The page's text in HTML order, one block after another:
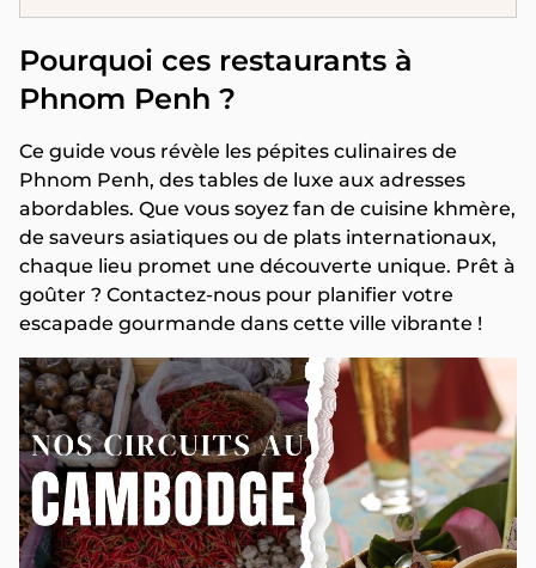
Pourquoi ces restaurants à
Phnom Penh ?
Ce guide vous révèle les pépites culinaires de
Phnom Penh, des tables de luxe aux adresses
abordables. Que vous soyez fan de cuisine khmère,
de saveurs asiatiques ou de plats internationaux,
chaque lieu promet une découverte unique. Prêt à
goûter ? Contactez-nous pour planifier votre
escapade gourmande dans cette ville vibrante !